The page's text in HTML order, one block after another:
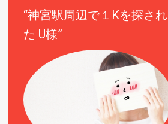
“神宮駅周辺で１Kを探され
た U様”